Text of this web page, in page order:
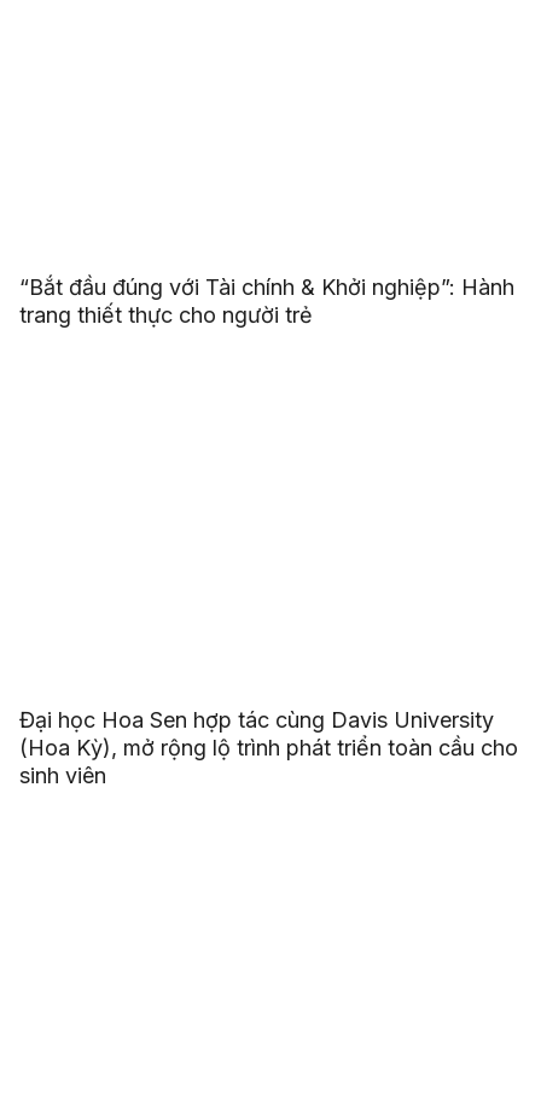
“Bắt đầu đúng với Tài chính & Khởi nghiệp”: Hành
trang thiết thực cho người trẻ
Đại học Hoa Sen hợp tác cùng Davis University
(Hoa Kỳ), mở rộng lộ trình phát triển toàn cầu cho
sinh viên